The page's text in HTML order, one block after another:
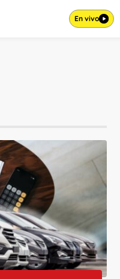
En vivo